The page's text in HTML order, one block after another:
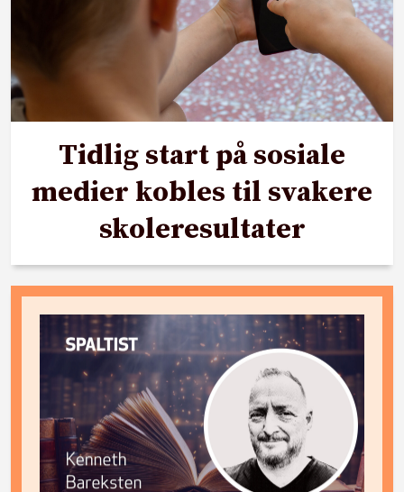
Tidlig start på sosiale
medier kobles til svakere
skoleresultater